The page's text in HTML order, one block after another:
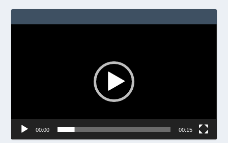
00:00 00:15